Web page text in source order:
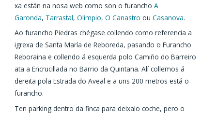
xa están na nosa web como son o furancho A
Garonda, Tarrastal, Olimpio, O Canastro ou Casanova.
Ao furancho Piedras chégase collendo como referencia a
igrexa de Santa María de Reboreda, pasando o Furancho
Reboraina e collendo á esquerda polo Camiño do Barreiro
ata a Encrucillada no Barrio da Quintana. Alí collemos á
dereita pola Estrada do Aveal e a uns 200 metros está o
furancho.
Ten parking dentro da finca para deixalo coche, pero o